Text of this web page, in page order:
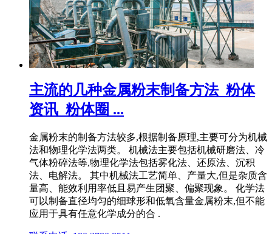
主流的几种金属粉末制备方法_粉体
资讯_粉体圈 ...
金属粉末的制备方法较多,根据制备原理,主要可分为机械
法和物理化学法两类。 机械法主要包括机械研磨法、冷
气体粉碎法等,物理化学法包括雾化法、还原法、沉积
法、电解法。 其中机械法工艺简单、产量大,但是杂质含
量高、能效利用率低且易产生团聚、偏聚现象。 化学法
可以制备直径均匀的细球形和低氧含量金属粉末,但不能
应用于具有任意化学成分的合 .